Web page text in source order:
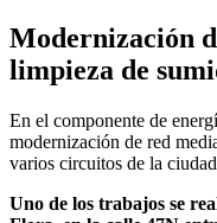
Modernización
limpieza de
En el componente de
modernización de red
varios circuitos de la
Uno de los trabajos se